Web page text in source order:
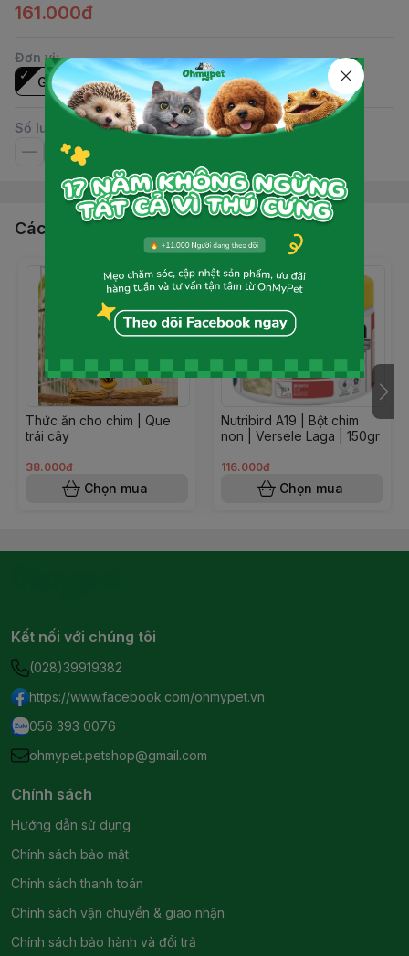
161.000đ
Đơn vị:
Gói
Số lượng
Các sản phẩm, dịch vụ khác
Thức ăn cho chim | Que
trái cây
38.000đ
Chọn mua
Nutribird A19 | Bột chim
non | Versele Laga | 150gr
116.000đ
Chọn mua
Kết nối với chúng tôi
(028)39919382
https://www.facebook.com/ohmypet.vn
056 393 0076
ohmypet.petshop@gmail.com
Chính sách
Hướng dẫn sử dụng
Chính sách bảo mật
Chính sách thanh toán
Chính sách vận chuyển & giao nhận
Chính sách bảo hành và đổi trả